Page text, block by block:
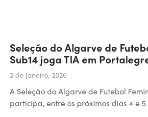
Seleção do Algarve de
Sub14 joga TIA em
2 de Janeiro, 2026
A Seleção do Algarve de Futebol
participa, entre os próximos dias 4 e